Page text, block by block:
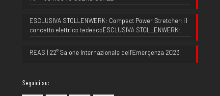
ESCLUSIVA STOLLENWERK: Compact Power Stretcher: il
concetto elettrico tedescoESCLUSIVA STOLLENWERK:
REAS | 22° Salone Internazionale dell’Emergenza 2023
Seguici su: